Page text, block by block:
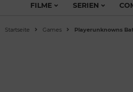
FILME SERIEN
Startseite Games Playerunknowns